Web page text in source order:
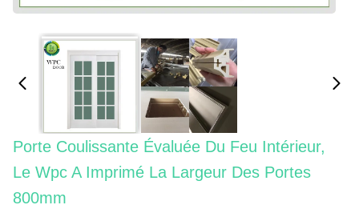
Porte Coulissante Évaluée Du Feu Intérieur,
Le Wpc A Imprimé La Largeur Des Portes
800mm